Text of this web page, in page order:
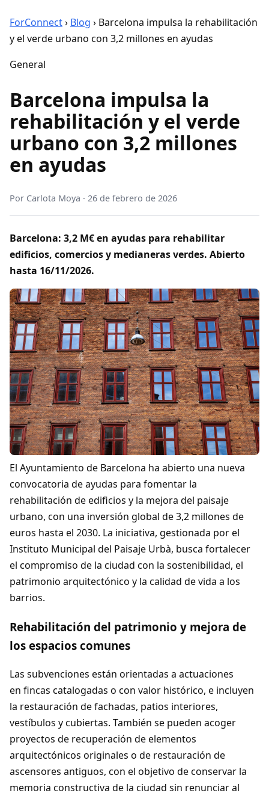
ForConnect› Blog › Barcelona impulsa la rehabilitación
y el verde urbano con 3,2 millones en ayudas
General
Barcelona impulsa la
rehabilitación y el verde
urbano con 3,2 millones
en ayudas
Por Carlota Moya · 26 de febrero de 2026
Barcelona: 3,2 M€ en ayudas para rehabilitar
edificios, comercios y medianeras verdes. Abierto
hasta 16/11/2026.
El Ayuntamiento de Barcelona ha abierto una nueva
convocatoria de ayudas para fomentar la
rehabilitación de edificios y la mejora del paisaje
urbano, con una inversión global de 3,2 millones de
euros hasta el 2030. La iniciativa, gestionada por el
Instituto Municipal del Paisaje Urbà, busca fortalecer
el compromiso de la ciudad con la sostenibilidad, el
patrimonio arquitectónico y la calidad de vida a los
barrios.
Rehabilitación del patrimonio y mejora de
los espacios comunes
Las subvenciones están orientadas a actuaciones
en fincas catalogadas o con valor histórico, e incluyen
la restauración de fachadas, patios interiores,
vestíbulos y cubiertas. También se pueden acoger
proyectos de recuperación de elementos
arquitectónicos originales o de restauración de
ascensores antiguos, con el objetivo de conservar la
memoria constructiva de la ciudad sin renunciar al